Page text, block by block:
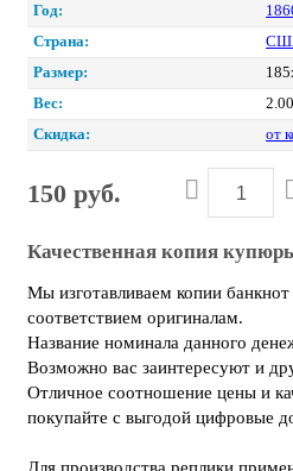
Год:
Страна:
Размер:
Вес:
2.00
Скидка:
от
150 руб.
Качественная копия
Мы изготавливаем копии
соответствием оригиналам.
Название номинала данного
Возможно вас заинтересуют и
Отличное соотношение цены и
покупайте с выгодой цифровые